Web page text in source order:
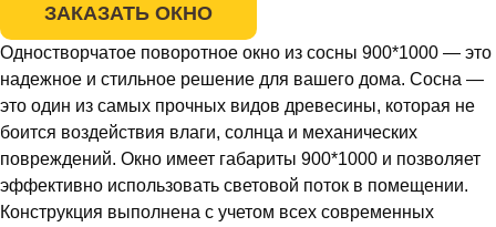
ЗАКАЗАТЬ ОКНО
Одностворчатое поворотное окно из сосны 900*1000 — это
надежное и стильное решение для вашего дома. Сосна —
это один из самых прочных видов древесины, которая не
боится воздействия влаги, солнца и механических
повреждений. Окно имеет габариты 900*1000 и позволяет
эффективно использовать световой поток в помещении.
Конструкция выполнена с учетом всех современных